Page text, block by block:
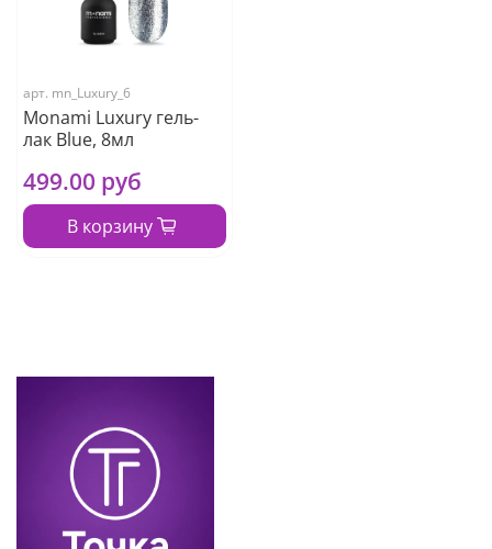
арт. mn_Luxury_6
Monami Luxury гель-
лак Blue, 8мл
499.00 руб
В корзину